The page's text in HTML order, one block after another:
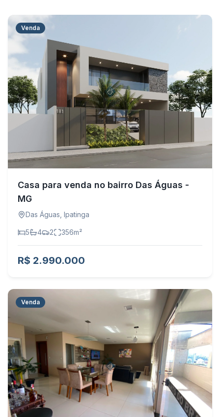
Venda
Casa para venda no bairro Das Águas -
MG
Das Águas Ipatinga
5 4 2 356m²
R$ 2.990.000
Venda